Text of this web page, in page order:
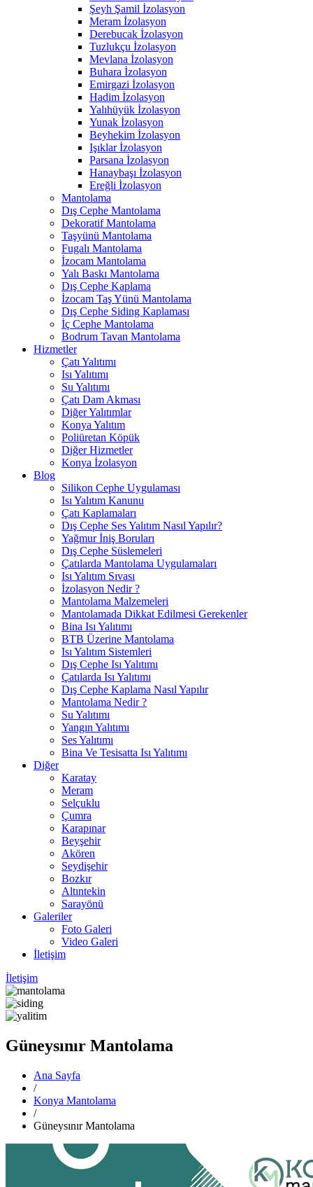
Şeyh Şamil İzolasyon
Meram İzolasyon
Derebucak İzolasyon
Tuzlukçu İzolasyon
Mevlana İzolasyon
Buhara İzolasyon
Emirgazi İzolasyon
Hadim İzolasyon
Yalıhüyük İzolasyon
Yunak İzolasyon
Beyhekim İzolasyon
Işıklar İzolasyon
Parsana İzolasyon
Hanaybaşı İzolasyon
Ereğli İzolasyon
Mantolama
Dış Cephe Mantolama
Dekoratif Mantolama
Taşyünü Mantolama
Fugalı Mantolama
İzocam Mantolama
Yalı Baskı Mantolama
Dış Cephe Kaplama
İzocam Taş Yünü Mantolama
Dış Cephe Siding Kaplaması
İç Cephe Mantolama
Bodrum Tavan Mantolama
Hizmetler
Çatı Yalıtımı
Isı Yalıtımı
Su Yalıtımı
Çatı Dam Akması
Diğer Yalıtımlar
Konya Yalıtım
Poliüretan Köpük
Diğer Hizmetler
Konya İzolasyon
Blog
Silikon Cephe Uygulaması
Isı Yalıtım Kanunu
Çatı Kaplamaları
Dış Cephe Ses Yalıtım Nasıl Yapılır?
Yağmur İniş Boruları
Dış Cephe Süslemeleri
Çatılarda Mantolama Uygulamaları
Isı Yalıtım Sıvası
İzolasyon Nedir ?
Mantolama Malzemeleri
Mantolamada Dikkat Edilmesi Gerekenler
Bina Isı Yalıtımı
BTB Üzerine Mantolama
Isı Yalıtım Sistemleri
Dış Cephe Isı Yalıtımı
Çatılarda Isı Yalıtımı
Dış Cephe Kaplama Nasıl Yapılır
Mantolama Nedir ?
Su Yalıtımı
Yangın Yalıtımı
Ses Yalıtımı
Bina Ve Tesisatta Isı Yalıtımı
Diğer
Karatay
Meram
Selçuklu
Çumra
Karapınar
Beyşehir
Akören
Seydişehir
Bozkır
Altıntekin
Sarayönü
Galeriler
Foto Galeri
Video Galeri
İletişim
İletişim
Güneysınır Mantolama
Ana Sayfa
/
Konya Mantolama
/
Güneysınır Mantolama